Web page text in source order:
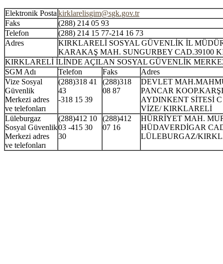
Elektronik Posta kirklarelisgim@sgk.gov.tr
Faks
(288) 214 05 93
Telefon
(288) 214 15 77-214 16 73
Adres
KIRKLARELİ SOSYAL GÜVENLİK İL
KARAKAŞ MAH. SUNGURBEY CAD.39100
KIRKLARELİ İLİNDE AÇILAN SOSYAL GÜVENLİK
SGM Adı
Telefon Faks
Adres
Vize Sosyal
Güvenlik
Merkezi adres
ve telefonları
(288)318 41
43
-318 15 39
(288)318
08 87
DEVLET
PANCAR
AYDINKENT SİTESİ
VİZE/ KIRKLARELİ
Lüleburgaz
Sosyal Güvenlik
Merkezi adres
ve telefonları
(288)412 10
03 -415 30
30
(288)412
07 16
HÜRRİYET MAH.
HÜDAVERDİGAR
LÜLEBURGAZ/